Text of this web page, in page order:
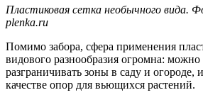
Пластиковая сетка необычного вида.
plenka.ru
Помимо забора, сфера применения
видового разнообразия огромна: можно
разграничивать зоны в саду и огороде,
качестве опор для вьющихся растений.